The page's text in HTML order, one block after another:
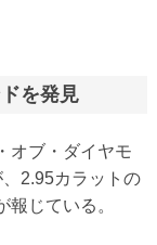
を発見
オブ・ダイヤモ
2.95カラットの
じている。